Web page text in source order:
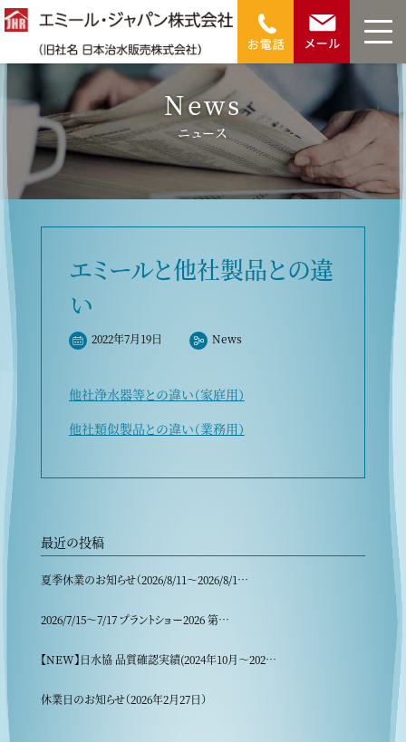
メインコンテンツへスキップ
メニ
メニ
TOP news エミールと他社製品との違い
News
ニュース
エミールと他社製品との違
い
2022年7月19日 News
他社浄水器等との違い（家庭用）
他社類似製品との違い（業務用）
最近の投稿
夏季休業のお知らせ（2026/8/11〜2026/8/1…
2026/7/15～7/17 プラントショー2026 第…
【NEW】日水協 品質確認実績(2024年10月～202…
休業日のお知らせ（2026年2月27日）